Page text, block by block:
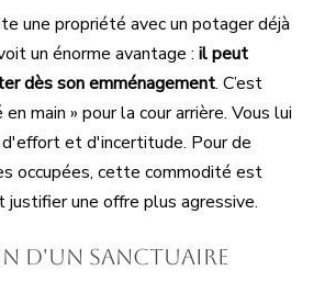
une propriété avec un potager déjà
un énorme avantage : il peut
dès son emménagement. C’est
main » pour la cour arrière. Vous lui
et d'incertitude. Pour de
occupées, cette commodité est
une offre plus agressive.
d'un sanctuaire